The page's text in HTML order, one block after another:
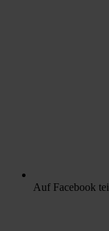
Auf Facebook